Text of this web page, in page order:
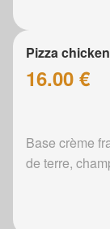
Pizza chicken
16.00 €
Base crème
de terre,